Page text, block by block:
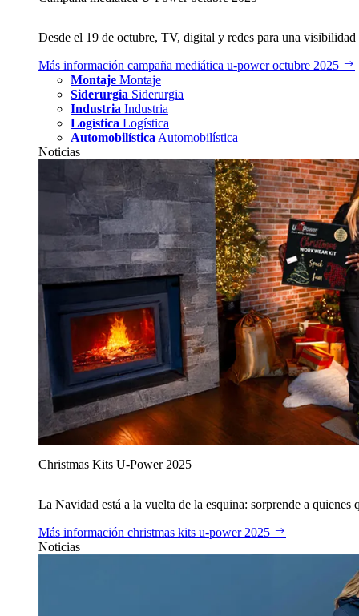
Desde el 19 de octubre, TV, digital y redes para una
Más información campaña mediática u‑power octubre 2025
Montaje Montaje
Siderurgia Siderurgia
Industria Industria
Logística Logística
Automobilística Automobilística
Noticias
Christmas Kits U‑Power 2025
La Navidad está a la vuelta de la esquina: sorprende a
Más información christmas kits u‑power 2025
Noticias